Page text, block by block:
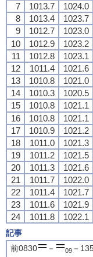
7
1013.7 1024.0
8
1013.4 1023.7
9
1012.7 1023.0
10
1012.9 1023.2
11
1012.8 1023.1
12
1011.4 1021.6
13
1010.8 1021.0
14
1010.3 1020.5
15
1010.8 1021.1
16
1010.8 1021.1
17
1010.9 1021.2
18
1011.0 1021.3
19
1011.2 1021.5
20
1011.3 1021.6
21
1011.7 1022.0
22
1011.4 1021.7
23
1011.6 1021.9
24
1011.8 1022.1
記事
前0830
－ 09－